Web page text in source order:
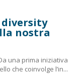
diversity
nostra
una prima iniziativa
che coinvolge l’in...